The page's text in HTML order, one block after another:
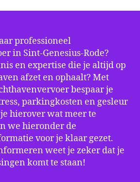
professioneel
in Sint-Genesius-Rode?
en expertise die je altijd op
afzet en ophaalt? Met
bespaar je
parkingkosten en gesleur
hierover wat meer te
we hieronder de
voor je klaar gezet.
weet je zeker dat je
komt te staan!